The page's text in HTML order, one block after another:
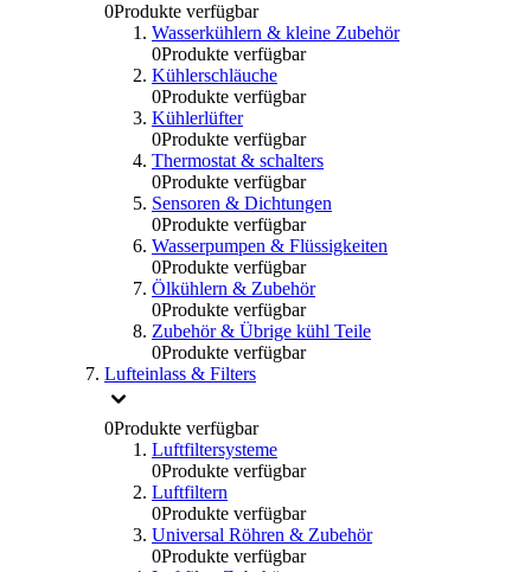
0Produkte verfügbar
Wasserkühlern & kleine Zubehör
0Produkte verfügbar
Kühlerschläuche
0Produkte verfügbar
Kühlerlüfter
0Produkte verfügbar
Thermostat & schalters
0Produkte verfügbar
Sensoren & Dichtungen
0Produkte verfügbar
Wasserpumpen & Flüssigkeiten
0Produkte verfügbar
Ölkühlern & Zubehör
0Produkte verfügbar
Zubehör & Übrige kühl Teile
0Produkte verfügbar
Lufteinlass & Filters
0Produkte verfügbar
Luftfiltersysteme
0Produkte verfügbar
Luftfiltern
0Produkte verfügbar
Universal Röhren & Zubehör
0Produkte verfügbar